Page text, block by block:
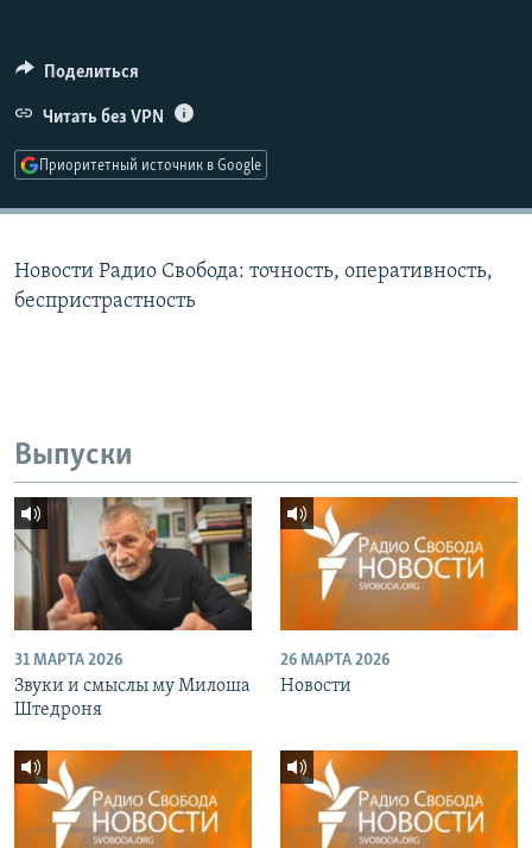
ПОДПИШИТЕСЬ НА РАССЫЛКУ
СОЦИАЛЬНЫЕ СЕТИ
Поделиться
Читать без VPN
Приоритетный источник в Google
Новости Радио Свобода: точность, оперативность,
беспристрастность
Выпуски
31 МАРТА 2026
Звуки и смыслы му Милоша
Штедроня
26 МАРТА 2026
Новости